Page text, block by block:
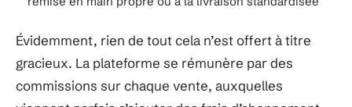
Évidemment, rien de tout cela n’est offert à titre
gracieux. La plateforme se rémunère par des
commissions sur chaque vente, auxquelles